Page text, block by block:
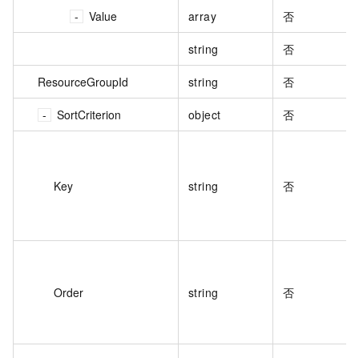
Value array 否
string 否
ResourceGroupId string 否
SortCriterion object 否
Key string 否
Order string 否